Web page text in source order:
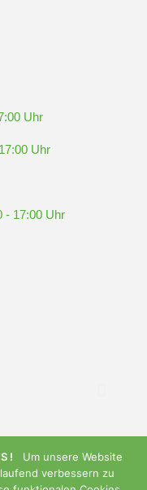
Uhr
Uhr
- 17:00 Uhr
! Um unsere Website
verbessern zu